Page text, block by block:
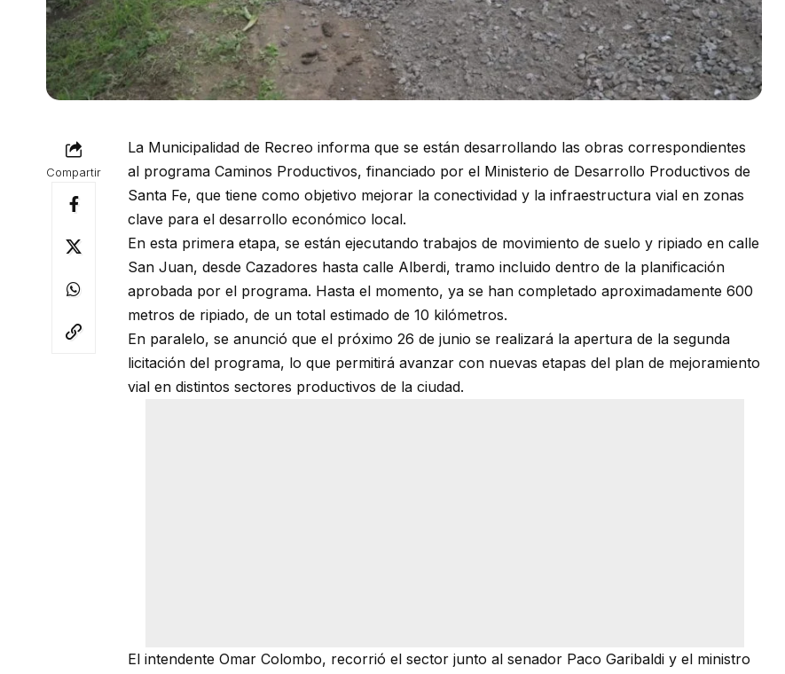
Compartir
La Municipalidad de Recreo informa que se están desarrollando las obras correspondientes
al programa Caminos Productivos, financiado por el Ministerio de Desarrollo Productivos de
Santa Fe, que tiene como objetivo mejorar la conectividad y la infraestructura vial en zonas
clave para el desarrollo económico local.
En esta primera etapa, se están ejecutando trabajos de movimiento de suelo y ripiado en calle
San Juan, desde Cazadores hasta calle Alberdi, tramo incluido dentro de la planificación
aprobada por el programa. Hasta el momento, ya se han completado aproximadamente 600
metros de ripiado, de un total estimado de 10 kilómetros.
En paralelo, se anunció que el próximo 26 de junio se realizará la apertura de la segunda
licitación del programa, lo que permitirá avanzar con nuevas etapas del plan de mejoramiento
vial en distintos sectores productivos de la ciudad.
El intendente Omar Colombo, recorrió el sector junto al senador Paco Garibaldi y el ministro